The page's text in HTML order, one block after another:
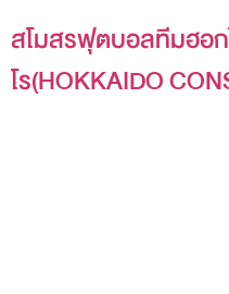
สโมสรฟุตบอลทีมฮอก
โร(HOKKAIDO